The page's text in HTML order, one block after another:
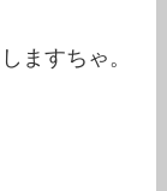
ますちゃ。